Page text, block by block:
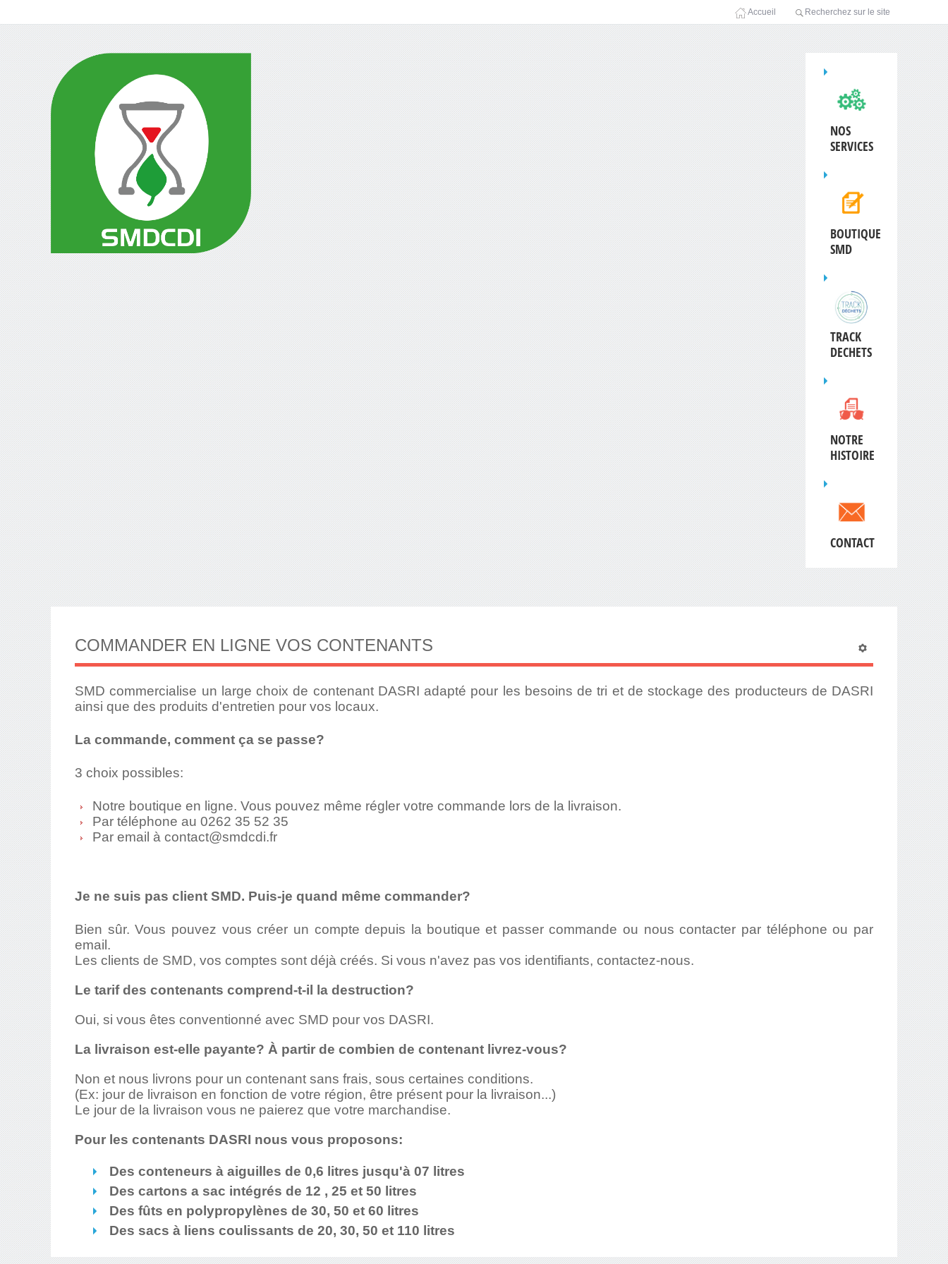
Accueil Recherchez sur le site
NOS
SERVICES
BOUTIQUE
SMD
TRACK
DECHETS
NOTRE
HISTOIRE
CONTACT
COMMANDER EN LIGNE VOS CONTENANTS
SMD commercialise un large choix de contenant DASRI adapté pour les besoins de tri et de stockage des producteurs de DASRI
ainsi que des produits d'entretien pour vos locaux.
La commande, comment ça se passe?
3 choix possibles:
Notre boutique en ligne. Vous pouvez même régler votre commande lors de la livraison.
Par téléphone au 0262 35 52 35
Par email à contact@smdcdi.fr
Je ne suis pas client SMD. Puis-je quand même commander?
Bien sûr. Vous pouvez vous créer un compte depuis la boutique et passer commande ou nous contacter par téléphone ou par
email.
Les clients de SMD, vos comptes sont déjà créés. Si vous n'avez pas vos identifiants, contactez-nous.
Le tarif des contenants comprend-t-il la destruction?
Oui, si vous êtes conventionné avec SMD pour vos DASRI.
La livraison est-elle payante? À partir de combien de contenant livrez-vous?
Non et nous livrons pour un contenant sans frais, sous certaines conditions.
(Ex: jour de livraison en fonction de votre région, être présent pour la livraison...)
Le jour de la livraison vous ne paierez que votre marchandise.
Pour les contenants DASRI nous vous proposons:
Des conteneurs à aiguilles de 0,6 litres jusqu'à 07 litres
Des cartons a sac intégrés de 12 , 25 et 50 litres
Des fûts en polypropylènes de 30, 50 et 60 litres
Des sacs à liens coulissants de 20, 30, 50 et 110 litres